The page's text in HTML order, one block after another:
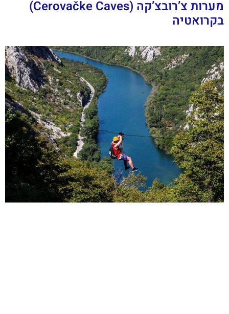
מערות צ’רובצ’קה (Cerovačke Caves)
בקרואטיה